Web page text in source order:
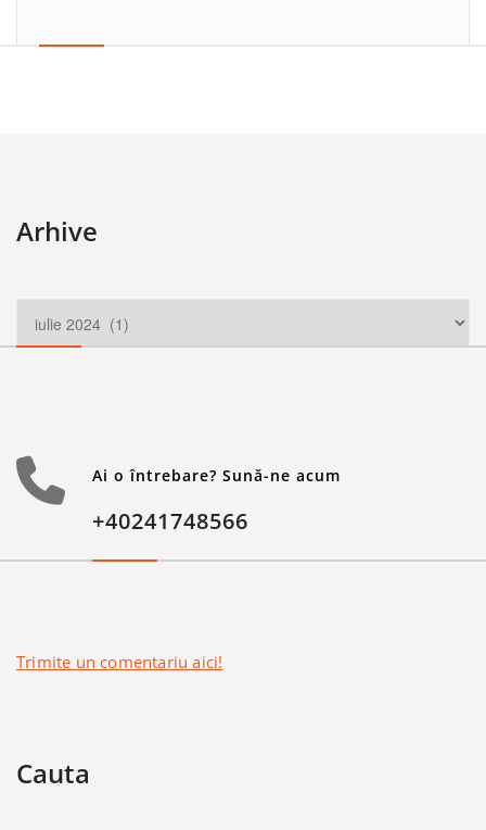
Arhive
Ai o întrebare? Sună-ne acum
+40241748566
Trimite un comentariu aici!
Cauta